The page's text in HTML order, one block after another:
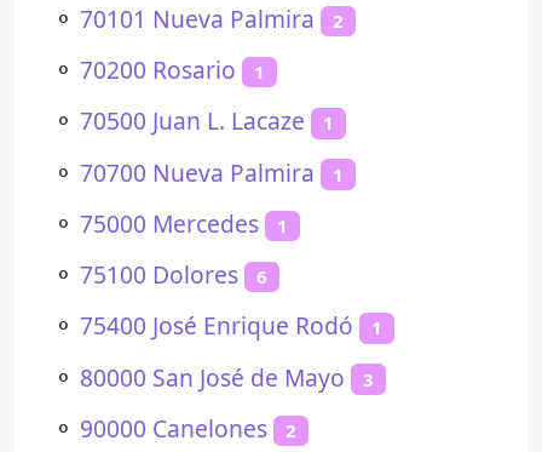
⚬ 70101 Nueva Palmira 2
⚬ 70200 Rosario 1
⚬ 70500 Juan L. Lacaze 1
⚬ 70700 Nueva Palmira 1
⚬ 75000 Mercedes 1
⚬ 75100 Dolores 6
⚬ 75400 José Enrique Rodó 1
⚬ 80000 San José de Mayo 3
⚬ 90000 Canelones 2